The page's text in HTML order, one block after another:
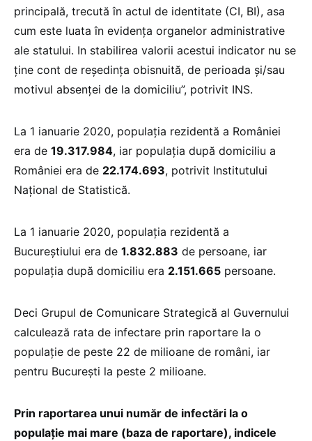
principală, trecută în actul de identitate (CI, BI), asa
cum este luata în evidența organelor administrative
ale statului. In stabilirea valorii acestui indicator nu se
ține cont de reședința obisnuită, de perioada și/sau
motivul absenței de la domiciliu”, potrivit INS.
La 1 ianuarie 2020, populația rezidentă a României
era de 19.317.984, iar populația după domiciliu a
României era de 22.174.693, potrivit Institutului
Național de Statistică.
La 1 ianuarie 2020, populația rezidentă a
Bucureștiului era de 1.832.883 de persoane, iar
populația după domiciliu era 2.151.665 persoane.
Deci Grupul de Comunicare Strategică al Guvernului
calculează rata de infectare prin raportare la o
populație de peste 22 de milioane de români, iar
pentru București la peste 2 milioane.
Prin raportarea unui număr de infectări la o
populație mai mare (baza de raportare), indicele